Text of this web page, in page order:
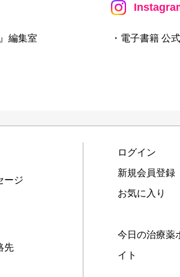
編集室 ・電子書籍 公式
ージ
先
ログイン
新規会員登録
お気に入り
今日の治療薬
イト